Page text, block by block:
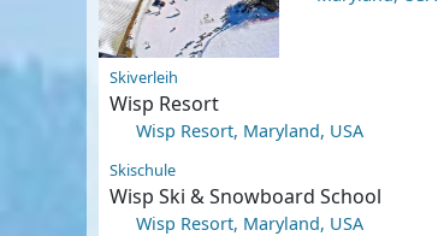
Skiverleih
Wisp Resort
Wisp Resort, Maryland, USA
Skischule
Wisp Ski & Snowboard School
Wisp Resort, Maryland, USA